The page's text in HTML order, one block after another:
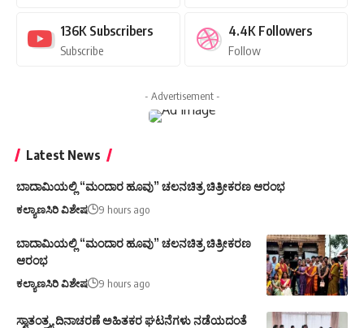
136K Subscribers
Subscribe
4.4K Followers
Follow
- Advertisement -
Latest News
ಬಾದಾಮಿಯಲ್ಲಿ “ಮಂದಾರ ಹೂವು” ಚಲನಚಿತ್ರ ಚಿತ್ರೀಕರಣ ಆರಂಭ
ಕಲ್ಯಾಣಸಿರಿ ವಿಶೇಷ 9 hours ago
ಬಾದಾಮಿಯಲ್ಲಿ “ಮಂದಾರ ಹೂವು” ಚಲನಚಿತ್ರ ಚಿತ್ರೀಕರಣ
ಆರಂಭ
ಕಲ್ಯಾಣಸಿರಿ ವಿಶೇಷ 9 hours ago
ಸ್ವಾತಂತ್ರ್ಯ ದಿನಾಚರಣೆ ಅಹಿತಕರ ಘಟನೆಗಳು ನಡೆಯದಂತೆ